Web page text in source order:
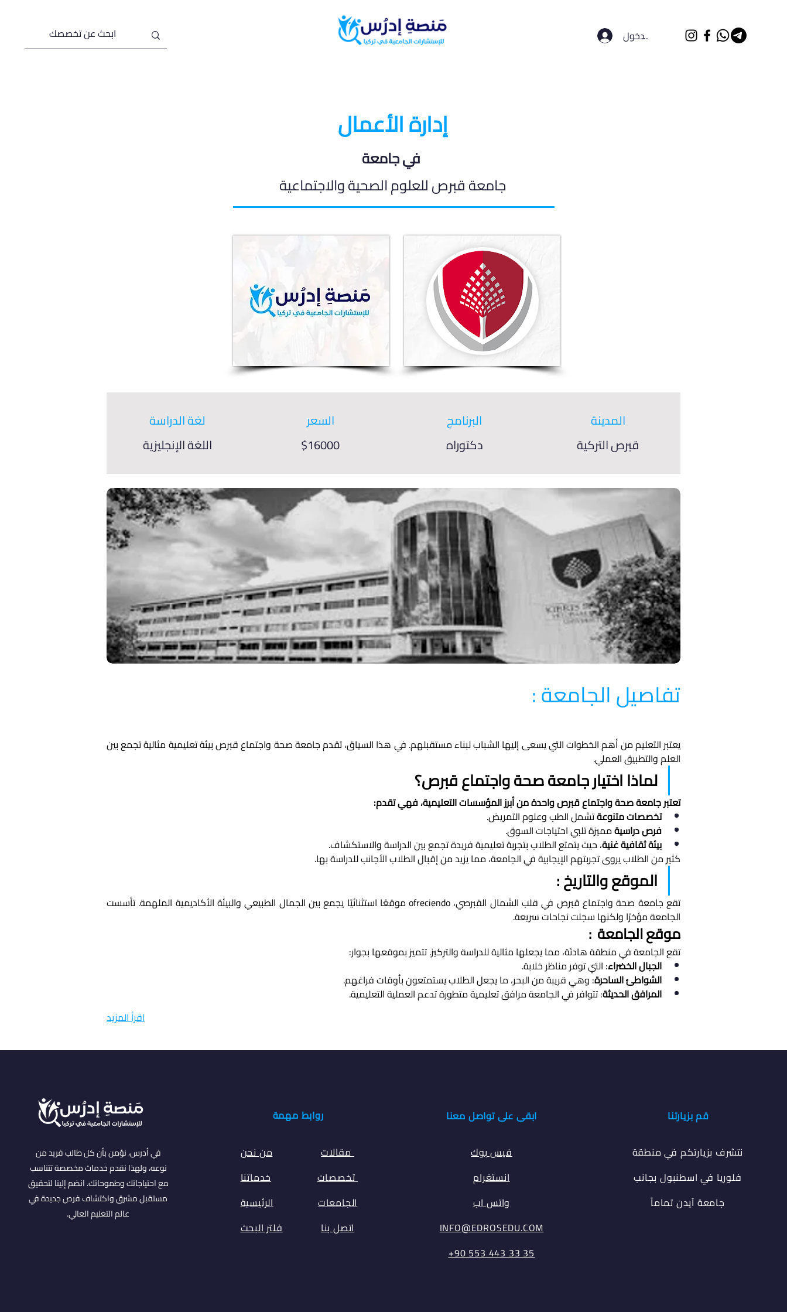
تسجيل الدخول
إدارة الأعمال
جامعة قبرص للعلوم الصحية والاجتماعية
لغة الدراسة
اللغة الإنجليزية
السعر
$16000
البرنامج
دكتوراه
المدينة
قبرص التركية
تفاصيل الجامعة :
العلم والتطبيق العملي.
لماذا اختيار جامعة صحة واجتماع قبرص؟
تعتبر جامعة صحة واجتماع قبرص واحدة من أبرز المؤسسات التعليمية، فهي تقدم:
تخصصات متنوعة تشمل الطب وعلوم التمريض.
فرص دراسية مميزة تلبي احتياجات السوق.
بيئة ثقافية غنية، حيث يتمتع الطلاب بتجربة تعليمية فريدة تجمع بين الدراسة والاستكشاف.
كثير من الطلاب يروى تجربتهم الإيجابية في الجامعة، مما يزيد من إقبال الطلاب الأجانب للدراسة بها.
الموقع والتاريخ :
الجامعة مؤخرًا ولكنها سجلت نجاحات سريعة.
موقع الجامعة  :
تقع الجامعة في منطقة هادئة، مما يجعلها مثالية للدراسة والتركيز. تتميز بموقعها بجوار:
الجبال الخضراء: التي توفر مناظر خلابة.
الشواطئ الساحرة: وهي قريبة من البحر، ما يجعل الطلاب يستمتعون بأوقات فراغهم.
المرافق الحديثة: تتوافر في الجامعة مرافق تعليمية متطورة تدعم العملية التعليمية.
اقرأ المزيد
في أدرس، نؤمن بأن كل طالب فريد من
نوعه، ولهذا نقدم خدمات مخصصة تتناسب
مع احتياجاتك وطموحاتك. انضم إلينا لتحقيق
مستقبل مشرق واكتشاف فرص جديدة في
عالم التعليم العالي.
من نحن
خدماتنا
الرئيسية
فلتر البحث
مقالات
تخصصات
الجامعات
اتصل بنا
ابقى على تواصل معنا
فيس بوك
انستغرام
واتس اب
INFO@EDROSEDU.COM
⁦+90 553 443 33 35⁩
قم بزيارتنا
نتشرف بزيارتكم في منطقة
فلوريا في اسطنبول بجانب
جامعة آيدن تماماً